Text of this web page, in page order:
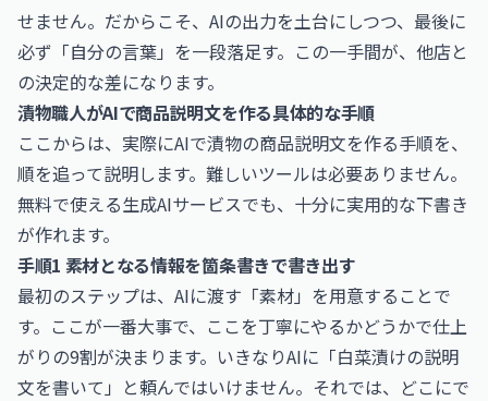
せません。だからこそ、AIの出力を土台にしつつ、最後に
必ず「自分の言葉」を一段落足す。この一手間が、他店と
の決定的な差になります。
漬物職人がAIで商品説明文を作る具体的な手順
ここからは、実際にAIで漬物の商品説明文を作る手順を、
順を追って説明します。難しいツールは必要ありません。
無料で使える生成AIサービスでも、十分に実用的な下書き
が作れます。
手順1 素材となる情報を箇条書きで書き出す
最初のステップは、AIに渡す「素材」を用意することで
す。ここが一番大事で、ここを丁寧にやるかどうかで仕上
がりの9割が決まります。いきなりAIに「白菜漬けの説明
文を書いて」と頼んではいけません。それでは、どこにで